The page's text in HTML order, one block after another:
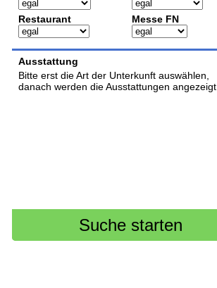
Restaurant Messe FN
Ausstattung
Bitte erst die Art der Unterkunft auswählen,
danach werden die Ausstattungen angezeigt.